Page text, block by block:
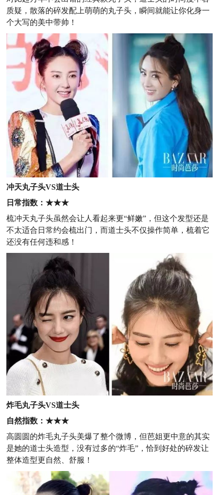
质疑，散落的碎发配上萌萌的丸子头，瞬间就能让你化身一
个大写的美中带帅！
冲天丸子头VS道士头
日常指数：★★★
梳冲天丸子头虽然会让人看起来更“鲜嫩”，但这个发型还是
不太适合日常约会梳出门，而道士头不仅操作简单，梳着它
还没有任何违和感！
炸毛丸子头VS道士头
自然指数：★★★
高圆圆的炸毛丸子头美爆了整个微博，但芭姐更中意的其实
是她的道士头造型，没有过多的“炸毛”，恰到好处的碎发让
整体造型更自然、舒服！